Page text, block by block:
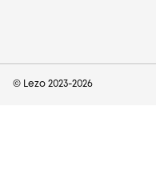
© Lezo 2023-2026